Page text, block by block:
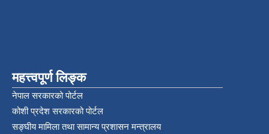
महत्त्वपूर्ण लिङ्क
नेपाल सरकारको पोर्टल
कोशी प्रदेश सरकारको पोर्टल
सङ्‍घीय मामिला तथा सामान्य प्रशासन मन्त्रालय